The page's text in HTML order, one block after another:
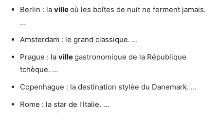
Berlin : la villeoù les boîtes de nuit ne ferment jamais.
…
Amsterdam : le grand classique. …
Prague : la villegastronomique de la République
tchèque. …
Copenhague : la destination stylée du Danemark. …
Rome : la star de l’Italie. …